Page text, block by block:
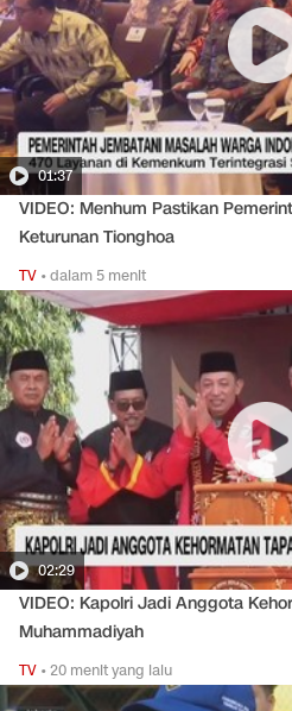
01:37
VIDEO: Menhum Pastikan
Keturunan Tionghoa
TV •dalam 5 menit
02:29
VIDEO: Kapolri Jadi Anggota
Muhammadiyah
TV •20 menit yang lalu